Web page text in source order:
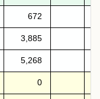
672
3,885
5,268
0